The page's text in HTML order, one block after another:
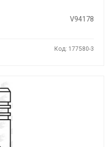
V94178
Код: 177580-3